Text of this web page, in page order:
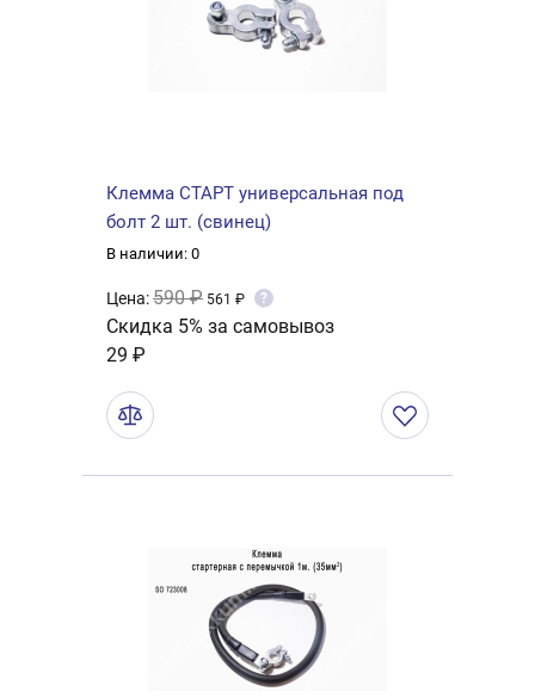
Клемма СТАРТ универсальная под
болт 2 шт. (свинец)
В наличии: 0
Цена:590 ₽ 561 ₽ ?
Скидка 5% за самовывоз
29 ₽